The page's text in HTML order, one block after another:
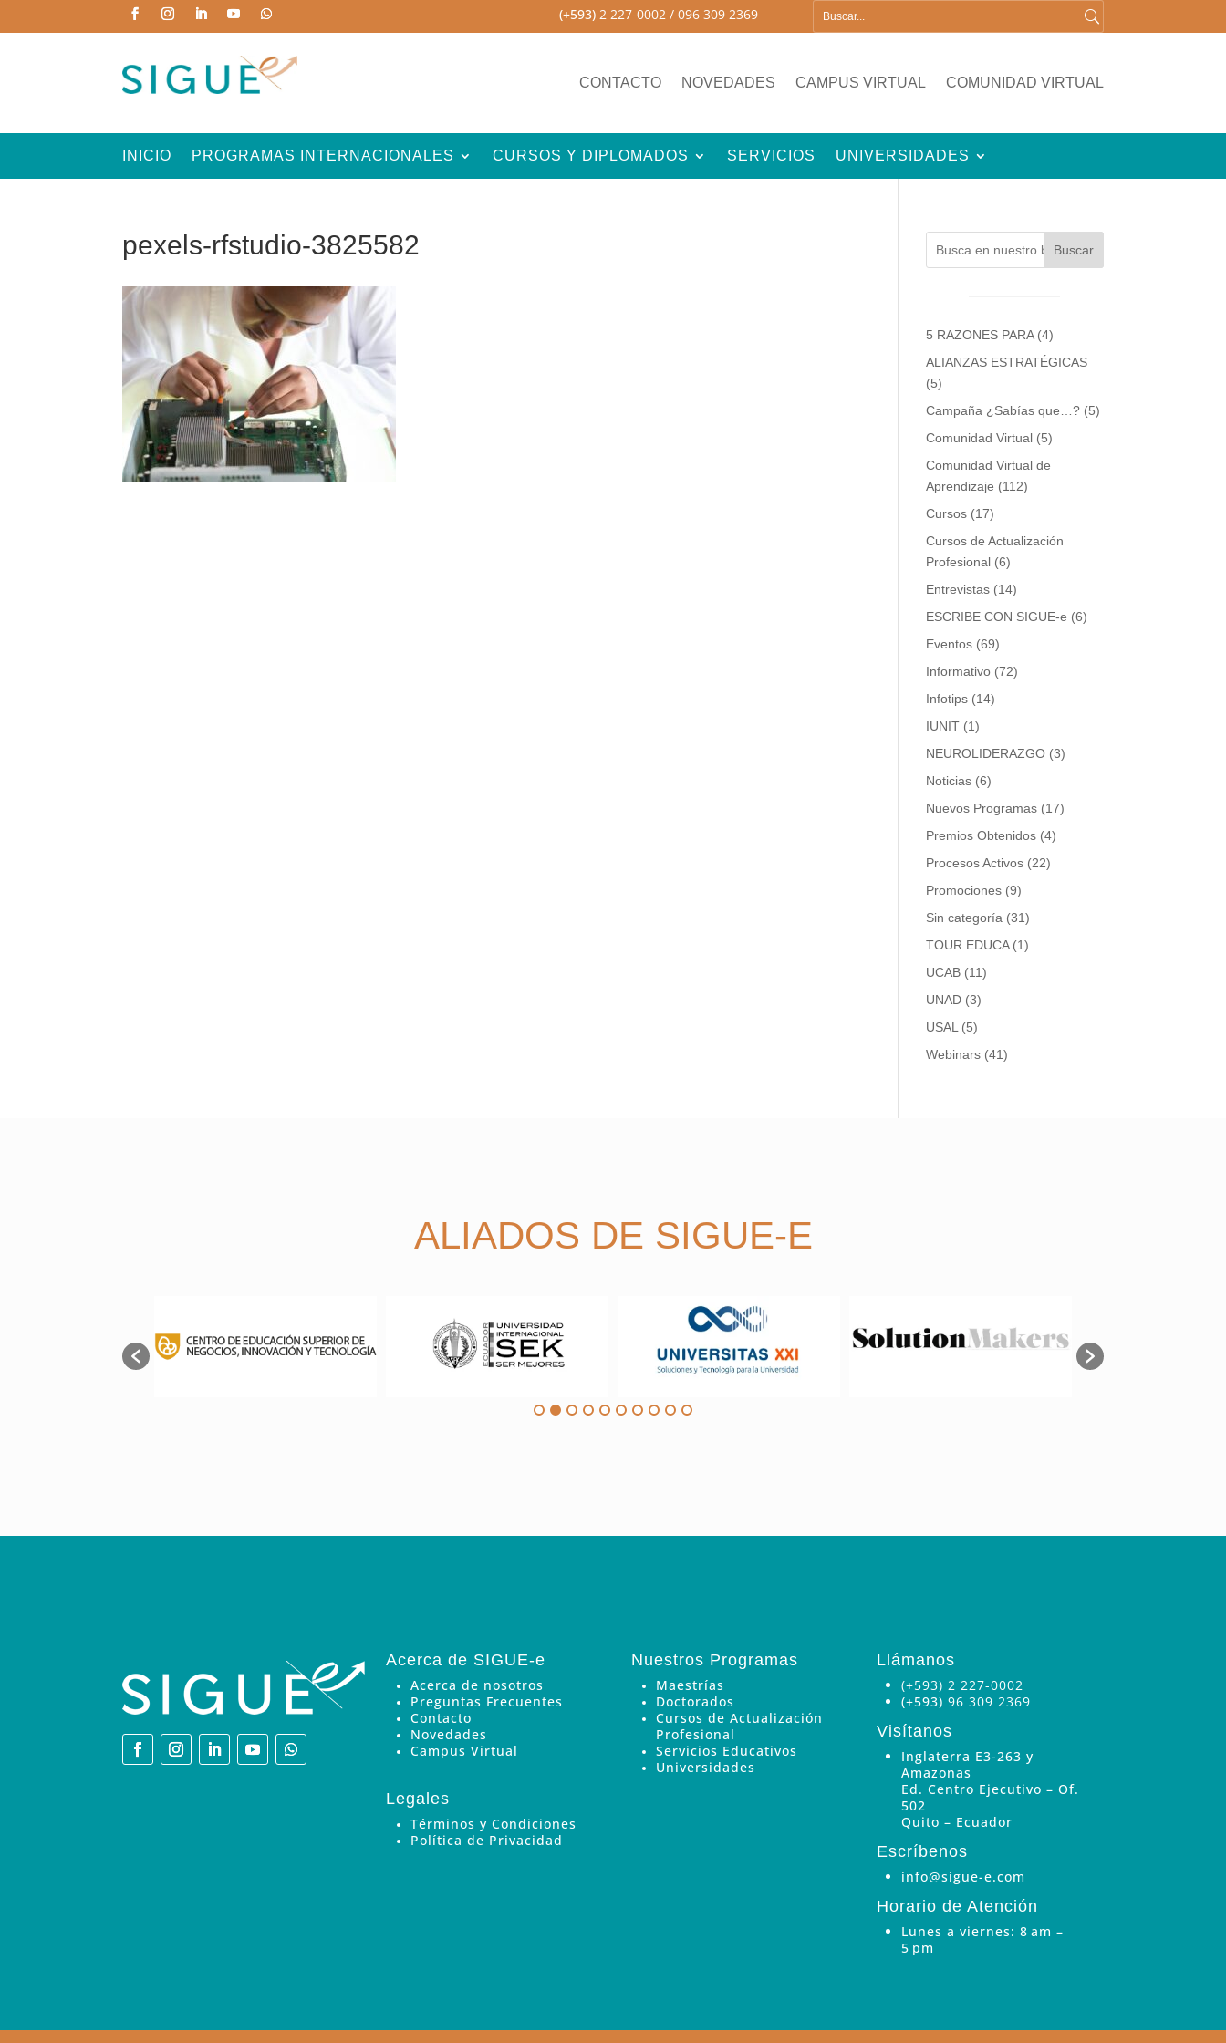
(+593)2 227-0002 / 096 309 2369
CONTACTO NOVEDADES CAMPUS VIRTUAL COMUNIDAD VIRTUAL
INICIO PROGRAMAS INTERNACIONALES CURSOS Y DIPLOMADOS SERVICIOS UNIVERSIDADES
pexels-rfstudio-3825582 Buscar
5 RAZONES PARA(4)
ALIANZAS ESTRATÉGICAS
(5)
Campaña ¿Sabías que…? (5)
Comunidad Virtual (5)
Comunidad Virtual de
Aprendizaje (112)
Cursos (17)
Cursos de Actualización
Profesional (6)
Entrevistas (14)
ESCRIBE CON SIGUE-e (6)
Eventos (69)
Informativo (72)
Infotips (14)
IUNIT (1)
NEUROLIDERAZGO (3)
Noticias (6)
Nuevos Programas (17)
Premios Obtenidos (4)
Procesos Activos (22)
Promociones (9)
Sin categoría (31)
TOUR EDUCA(1)
UCAB (11)
UNAD (3)
USAL (5)
Webinars (41)
ALIADOS DE SIGUE-E
Acerca de SIGUE-e
Acerca de nosotros
Preguntas Frecuentes
Contacto
Novedades
Campus Virtual
Legales
Términos y Condiciones
Política de Privacidad
Nuestros Programas
Maestrías
Doctorados
Cursos de Actualización
Profesional
Servicios Educativos
Universidades
Llámanos
(+593) 2 227-0002
(+593) 96 309 2369
Visítanos
Inglaterra E3-263 y
Amazonas
Ed. Centro Ejecutivo – Of.
502
Quito – Ecuador
Escríbenos
info@sigue-e.com
Horario de Atención
Lunes a viernes: 8 am –
5 pm